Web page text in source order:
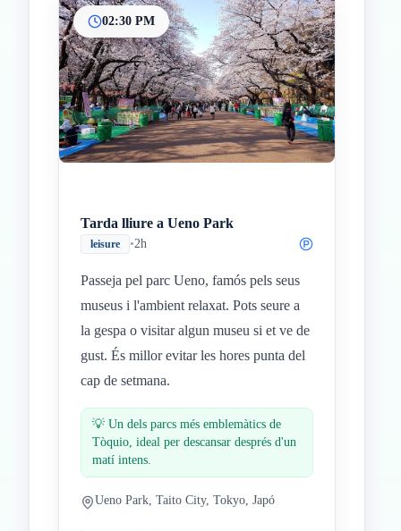
02:30 PM
Tarda lliure a Ueno Park
leisure •2h
Passeja pel parc Ueno, famós pels seus
museus i l'ambient relaxat. Pots seure a
la gespa o visitar algun museu si et ve de
gust. És millor evitar les hores punta del
cap de setmana.
💡 Un dels parcs més emblemàtics de
Tòquio, ideal per descansar després d'un
matí intens.
Ueno Park, Taito City, Tokyo, Japó